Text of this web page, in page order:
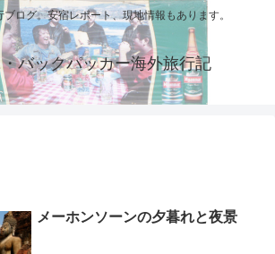
ログ。安宿レポート、現地情報もあります。
バックパッカー海外旅行記
メーホンソーンの夕暮れと夜景